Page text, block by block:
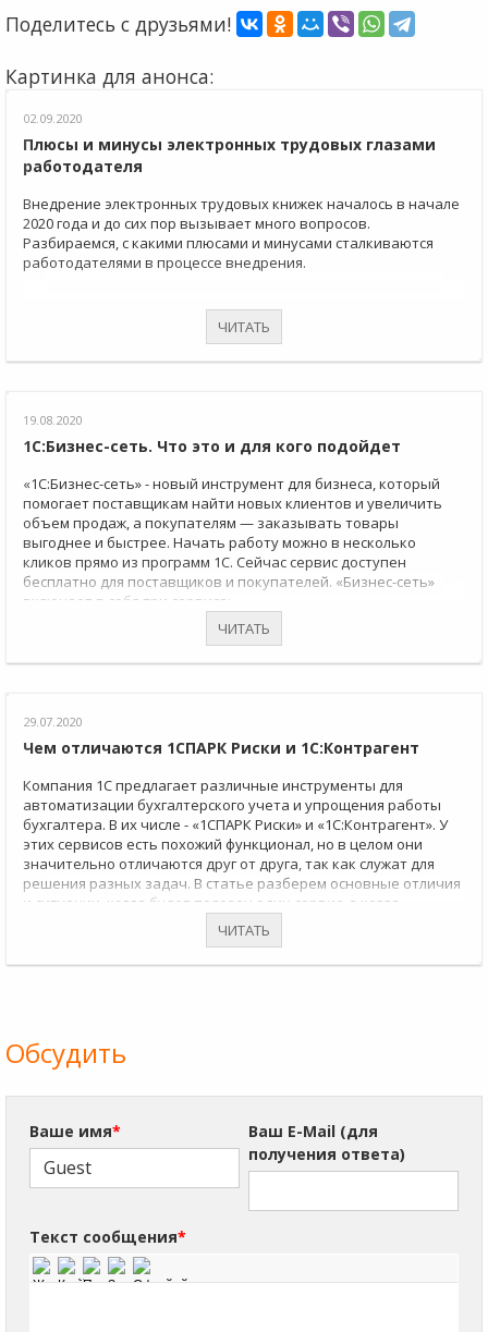
Поделитесь с друзьями!
Картинка для анонса:
02.09.2020
Плюсы и минусы электронных трудовых глазами
работодателя
Внедрение электронных трудовых книжек началось в начале
2020 года и до сих пор вызывает много вопросов.
Разбираемся, с какими плюсами и минусами сталкиваются
работодателями в процессе внедрения.
ЧИТАТЬ
19.08.2020
1C:Бизнес-сеть. Что это и для кого подойдет
«1С:Бизнес-сеть» - новый инструмент для бизнеса, который
помогает поставщикам найти новых клиентов и увеличить
объем продаж, а покупателям — заказывать товары
выгоднее и быстрее. Начать работу можно в несколько
кликов прямо из программ 1С. Сейчас сервис доступен
бесплатно для поставщиков и покупателей. «Бизнес-сеть»
включает в себя три сервиса:
ЧИТАТЬ
29.07.2020
Чем отличаются 1СПАРК Риски и 1С:Контрагент
Компания 1С предлагает различные инструменты для
автоматизации бухгалтерского учета и упрощения работы
бухгалтера. В их числе - «1СПАРК Риски» и «1С:Контрагент». У
этих сервисов есть похожий функционал, но в целом они
значительно отличаются друг от друга, так как служат для
решения разных задач. В статье разберем основные отличия
и ситуации, когда будет полезен один сервис, а когда —
другой. Чтобы разобраться, рассмотрим основные
возможности этих инструментов.
ЧИТАТЬ
Обсудить
Ваше имя*
Ваш E-Mail (для
получения ответа)
Текст сообщения*